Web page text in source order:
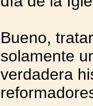
Bueno,
solamente
verdadera